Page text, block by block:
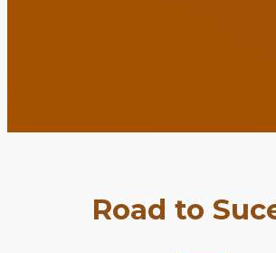
Road to